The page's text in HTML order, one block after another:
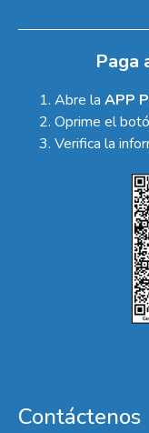
Paga
Abre la APP
Oprime el
Verifica la
Contáctenos